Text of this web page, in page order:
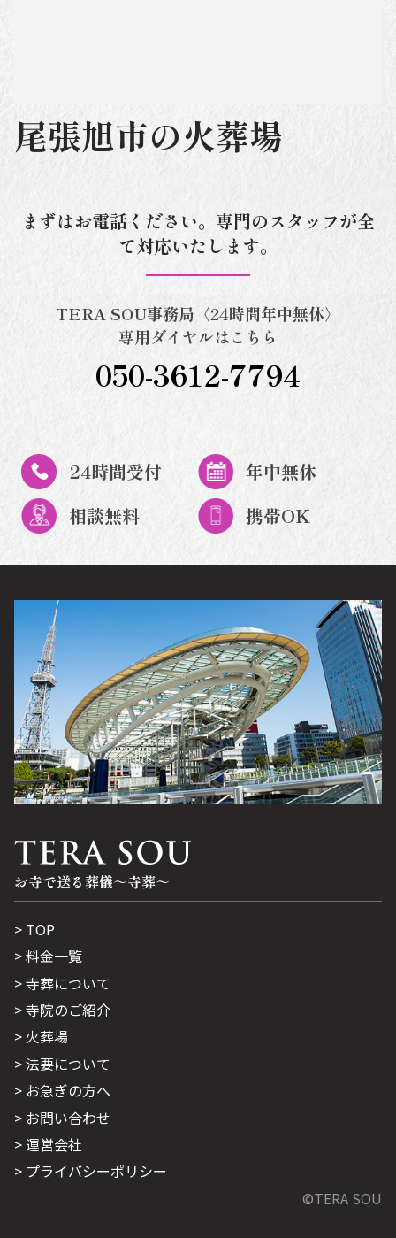
尾張旭市の火葬場
まずはお電話ください。専門のスタッフが全
て対応いたします。
TERA SOU事務局〈24時間年中無休〉
専用ダイヤルはこちら
050-3612-7794
24時間受付
年中無休
相談無料
携帯OK
お寺で送る葬儀～寺葬～
TOP
料金一覧
寺葬について
寺院のご紹介
火葬場
法要について
お急ぎの方へ
お問い合わせ
運営会社
プライバシーポリシー
©TERA SOU